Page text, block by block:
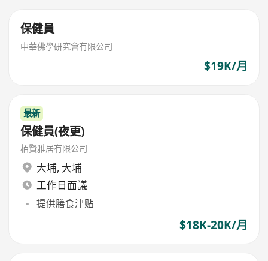
保健員
中華佛學研究會有限公司
$19K/月
最新
保健員(夜更)
栢賢雅居有限公司
大埔, 大埔
工作日面議
提供膳食津贴
$18K-20K/月